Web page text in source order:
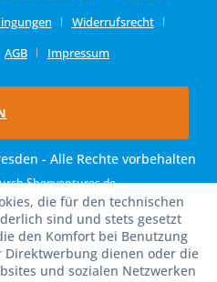
Widerrufsrecht
AGB Impressum
- Alle Rechte vorbehalten
die für den technischen
sind und stets gesetzt
den Komfort bei Benutzung
Direktwerbung dienen oder die
und sozialen Netzwerken